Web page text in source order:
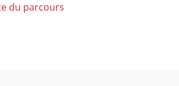
du parcours